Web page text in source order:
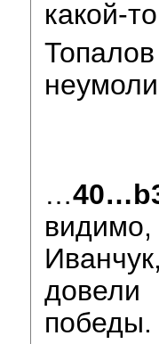
какой-
…
победы.